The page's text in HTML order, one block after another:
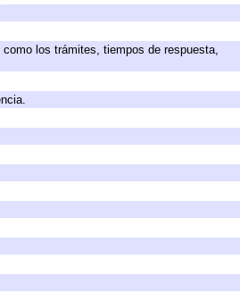
los trámites, tiempos de respuesta,